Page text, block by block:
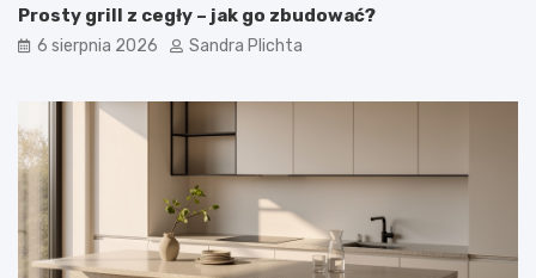
ą
?
Prosty grill z cegły – jak go zbudować?
6 sierpnia 2026 Sandra Plichta